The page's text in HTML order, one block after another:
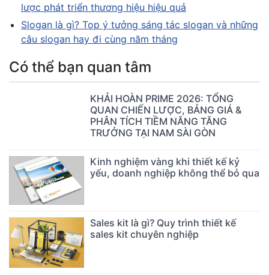
lược phát triển thương hiệu hiệu quả
Slogan là gì? Top ý tưởng sáng tác slogan và những
câu slogan hay đi cùng năm tháng
Có thể bạn quan tâm
KHẢI HOÀN PRIME 2026: TỔNG
QUAN CHIẾN LƯỢC, BẢNG GIÁ &
PHÂN TÍCH TIỀM NĂNG TĂNG
TRƯỞNG TẠI NAM SÀI GÒN
Kinh nghiệm vàng khi thiết kế kỷ
yếu, doanh nghiệp không thể bỏ qua
Sales kit là gì? Quy trình thiết kế
sales kit chuyên nghiệp